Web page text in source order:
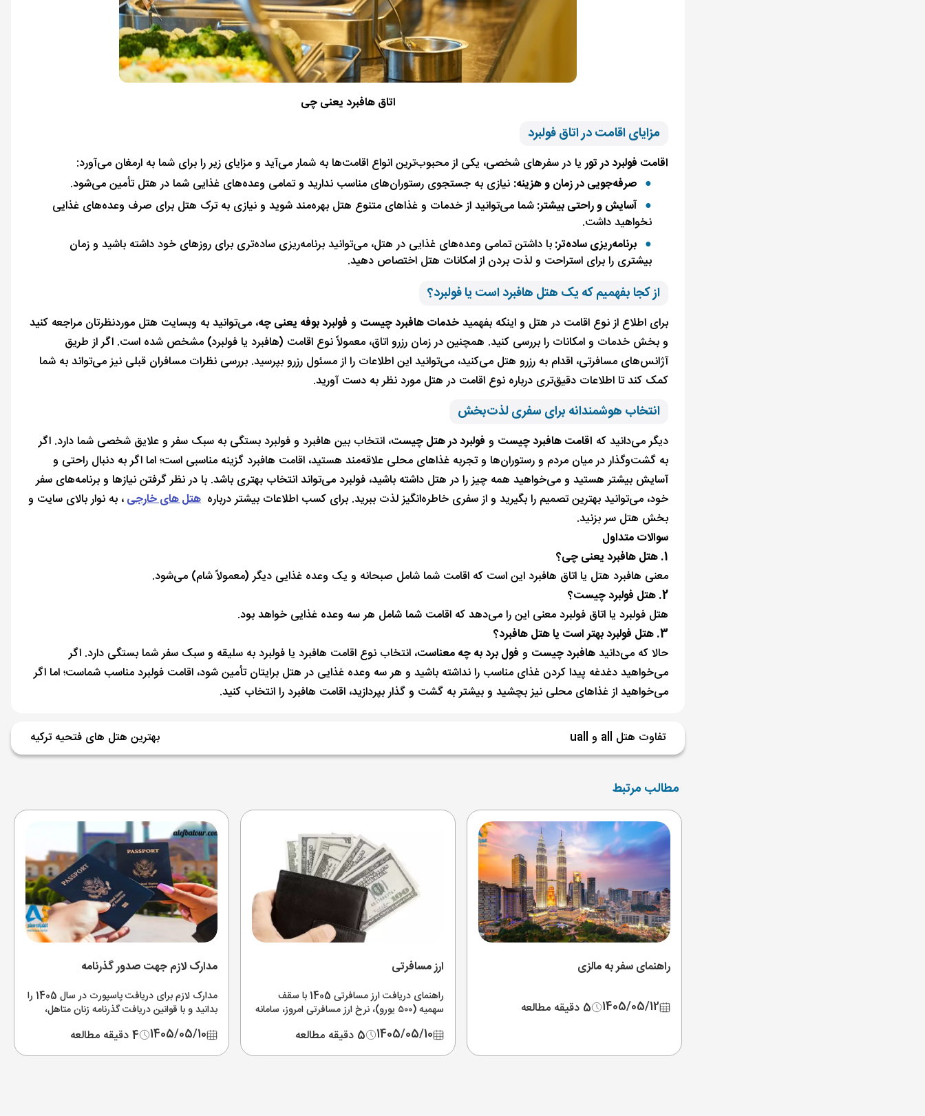
اتاق هافبرد یعنی چی
مزایای اقامت در اتاق فولبرد
اقامت فولبرد در توریا در سفرهای شخصی، یکی از محبوب‌ترین انواع اقامت‌ها به شمار می‌آید و مزایای زیر را برای شما به ارمغان می‌آورد:
صرفه‌جویی در زمان و هزینه: نیازی به جستجوی رستوران‌های مناسب ندارید و تمامی وعده‌های غذایی شما در هتل تأمین می‌شود.
آسایش و راحتی بیشتر:شما می‌توانید از خدمات و غذاهای متنوع هتل بهره‌مند شوید و نیازی به ترک هتل برای صرف وعده‌های غذایی
نخواهید داشت.
برنامه‌ریزی ساده‌تر:با داشتن تمامی وعده‌های غذایی در هتل، می‌توانید برنامه‌ریزی ساده‌تری برای روزهای خود داشته باشید و زمان
بیشتری را برای استراحت و لذت بردن از امکانات هتل اختصاص دهید.
از کجا بفهمیم که یک هتل هافبرد است یا فولبرد؟
برای اطلاع از نوع اقامت در هتل و اینکه بفهمیدخدمات هافبرد چیست و فولبرد بوفه یعنی چه، می‌توانید به وبسایت هتل موردنظرتان مراجعه کنید
و بخش خدمات و امکانات را بررسی کنید. همچنین در زمان رزرو اتاق، معمولاً نوع اقامت (هافبرد یا فولبرد) مشخص شده است. اگر از طریق
آژانس‌های مسافرتی، اقدام به رزرو هتل می‌کنید، می‌توانید این اطلاعات را از مسئول رزرو بپرسید. بررسی نظرات مسافران قبلی نیز می‌تواند به شما
کمک کند تا اطلاعات دقیق‌تری درباره نوع اقامت در هتل مورد نظر به دست آورید.
انتخاب هوشمندانه برای سفری لذت‌بخش
دیگر می‌دانید که اقامت هافبرد چیست و فولبرد در هتل چیست، انتخاب بین هافبرد و فولبرد بستگی به سبک سفر و علایق شخصی شما دارد. اگر
به گشت‌وگذار در میان مردم و رستوران‌ها و تجربه غذاهای محلی علاقه‌مند هستید، اقامت هافبرد گزینه مناسبی است؛ اما اگر به دنبال راحتی و
آسایش بیشتر هستید و می‌خواهید همه چیز را در هتل داشته باشید، فولبرد می‌تواند انتخاب بهتری باشد. با در نظر گرفتن نیازها و برنامه‌های سفر
خود، می‌توانید بهترین تصمیم را بگیرید و از سفری خاطره‌انگیز لذت ببرید. برای کسب اطلاعات بیشتر درباره هتل‌ های خارجی، به نوار بالای سایت و
بخش هتل سر بزنید.
سوالات متداول
1. هتل هافبرد یعنی چی؟
معنی هافبرد هتل یا اتاق هافبرد این است که اقامت شما شامل صبحانه و یک وعده غذایی دیگر (معمولاً شام) می‌شود.
2. هتل فولبرد چیست؟
هتل فولبرد یا اتاق فولبرد معنی این را می‌دهد که اقامت شما شامل هر سه وعده غذایی خواهد بود.
3. هتل فولبرد بهتر است یا هتل هافبرد؟
حالا که می‌دانیدهافبرد چیست و فول برد به چه معناست، انتخاب نوع اقامت هافبرد یا فولبرد به سلیقه و سبک سفر شما بستگی دارد. اگر
می‌خواهید دغدغه پیدا کردن غذای مناسب را نداشته باشید و هر سه وعده غذایی در هتل برایتان تأمین شود، اقامت فولبرد مناسب شماست؛ اما اگر
می‌خواهید از غذاهای محلی نیز بچشید و بیشتر به گشت و گذار بپردازید، اقامت هافبرد را انتخاب کنید.
تفاوت هتل all و uall بهترین هتل های فتحیه ترکیه
مطالب مرتبط
راهنمای سفر به مالزی
1405/05/12 5 دقیقه مطالعه
ارز مسافرتی
راهنمای دریافت ارز مسافرتی 1405 با سقف
سهمیه (۵۰۰ یورو)، نرخ ارز مسافرتی امروز، سامانه
در شعب بانک ملت و سامان.
1405/05/10 5 دقیقه مطالعه
مدارک لازم جهت صدور گذرنامه
مدارک لازم برای دریافت پاسپورت در سال 1405 را
بدانید و با قوانین دریافت گذرنامه زنان متاهل،
شوید.1405/05/10 4 دقیقه مطالعه